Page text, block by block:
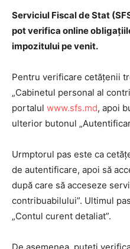
Serviciul Fiscal de Stat
pot verifica online
impozitului pe venit.
Pentru verificare cetățenii
„Cabinetul personal al
portalul www.sfs.md, apoi
ulterior butonul
Urmptorul pas este ca
de autentificare, apoi să
după care să acceseze
contribuabilului”. Ultimul
„Contul curent detaliat”.